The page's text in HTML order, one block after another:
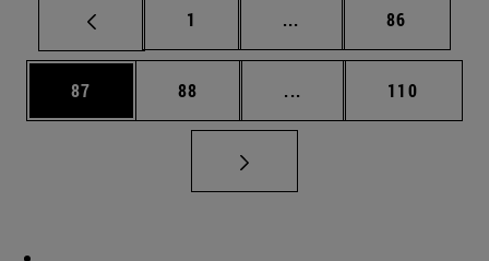
Página
1 ... Páginas intermedias
Página
86
Página
87 Página
88 ... Páginas intermedias
Página
110